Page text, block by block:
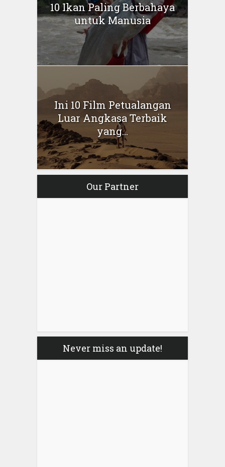
10 Ikan Paling Berbahaya
untuk Manusia
Ini 10 Film Petualangan
Luar Angkasa Terbaik
yang...
Our Partner
Never miss an update!